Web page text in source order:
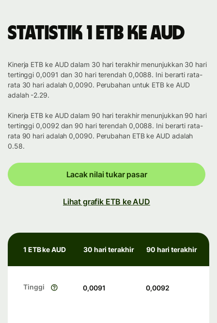
Statistik 1 ETB ke AUD
Kinerja ETB ke AUD dalam 30 hari terakhir menunjukkan 30 hari
tertinggi 0,0091 dan 30 hari terendah 0,0088. Ini berarti rata-
rata 30 hari adalah 0,0090. Perubahan untuk ETB ke AUD
adalah -2.29.
Kinerja ETB ke AUD dalam 90 hari terakhir menunjukkan 90 hari
tertinggi 0,0092 dan 90 hari terendah 0,0088. Ini berarti rata-
rata 90 hari adalah 0,0090. Perubahan ETB ke AUD adalah
0.58.
Lacak nilai tukar pasar
Lihat grafik ETB ke AUD
1 ETB ke AUD 30 hari terakhir 90 hari terakhir
Tinggi 0,0091 0,0092